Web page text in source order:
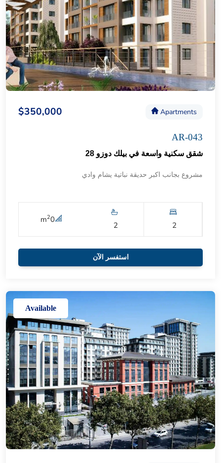
Apartments
$350,000
AR-043
شقق سكنية واسعة في بيلك دوزو 28
مشروع بجانب اكبر حديقة نباتية يشام وادي
2
2
0
m2
استفسر الآن
Available